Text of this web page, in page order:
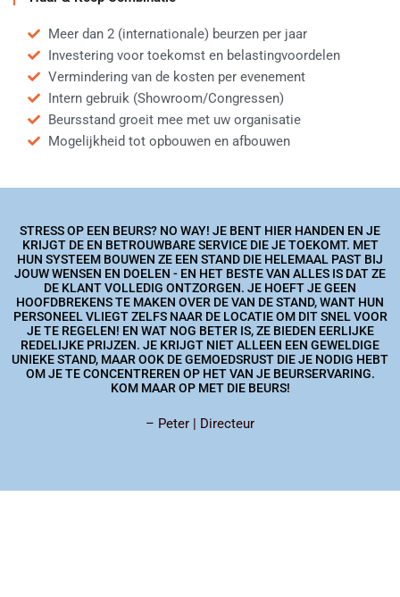
Meer dan 2 (internationale) beurzen per jaar
Investering voor toekomst en belastingvoordelen
Vermindering van de kosten per evenement
Intern gebruik (Showroom/Congressen)
Beursstand groeit mee met uw organisatie
Mogelijkheid tot opbouwen en afbouwen
STRESS OP EEN BEURS? NO WAY! JE BENT HIER HANDEN EN JE
KRIJGT DE EN BETROUWBARE SERVICE DIE JE TOEKOMT. MET
HUN SYSTEEM BOUWEN ZE EEN STAND DIE HELEMAAL PAST BIJ
JOUW WENSEN EN DOELEN - EN HET BESTE VAN ALLES IS DAT ZE
DE KLANT VOLLEDIG ONTZORGEN. JE HOEFT JE GEEN
HOOFDBREKENS TE MAKEN OVER DE VAN DE STAND, WANT HUN
PERSONEEL VLIEGT ZELFS NAAR DE LOCATIE OM DIT SNEL VOOR
JE TE REGELEN! EN WAT NOG BETER IS, ZE BIEDEN EERLIJKE
REDELIJKE PRIJZEN. JE KRIJGT NIET ALLEEN EEN GEWELDIGE
UNIEKE STAND, MAAR OOK DE GEMOEDSRUST DIE JE NODIG HEBT
OM JE TE CONCENTREREN OP HET VAN JE BEURSERVARING.
KOM MAAR OP MET DIE BEURS!
– Peter | Directeur